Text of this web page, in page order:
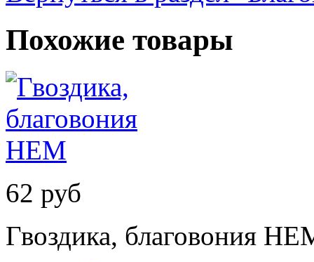
Похожие товары
62 руб
Гвоздика, благовония